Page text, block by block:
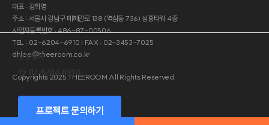
상담전화
02-6204-6910
프로젝트 문의하기
대표 : 강희영
주소 : 서울시 강남구 테헤란로 138 (역삼동 736) 성홍타워 4층
사업자등록번호 : 486-87-00506
TEL : 02-6204-6910 | FAX : 02-3453-7025
dhlee@theeroom.co.kr
Copyrights 2025 THEEROOM All Rights Reserved.